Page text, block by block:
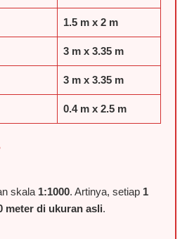
1.5 m x 2 m
3 m x 3.35 m
3 m x 3.35 m
0.4 m x 2.5 m
skala 1:1000. Artinya, setiap 1
meter di ukuran asli.